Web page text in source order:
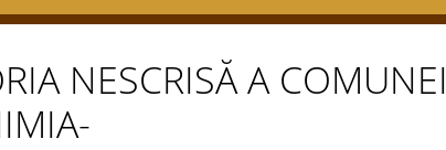
NESCRISĂ A COMUNEI